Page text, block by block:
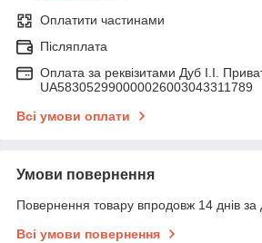
Оплатити частинами
Післяплата
Оплата за реквізитами Дуб І.І.
UA583052990000026003043311789
Всі умови оплати
Умови повернення
Повернення товару впродовж 14 днів за
Всі умови повернення